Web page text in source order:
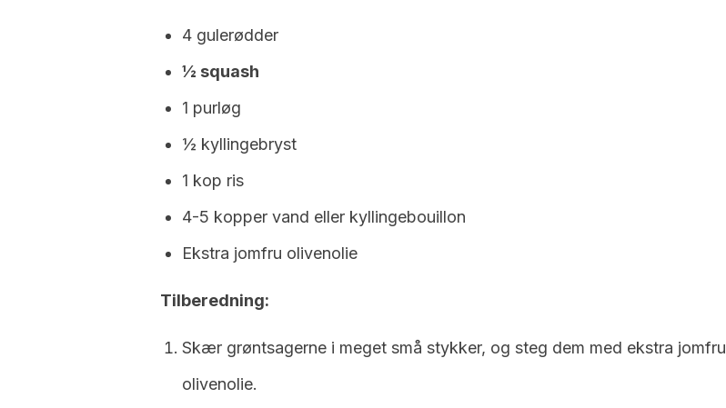
4 gulerødder
½ squash
1 purløg
½ kyllingebryst
1 kop ris
4-5 kopper vand eller kyllingebouillon
Ekstra jomfru olivenolie
Tilberedning:
Skær grøntsagerne i meget små stykker, og steg dem med ekstra jomfru
olivenolie.